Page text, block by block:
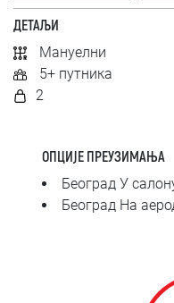
СРПСКИ
ENGLISH
ДЕТАЉИ
Мануелни
5+ путника
2
ОПЦИЈЕ ПРЕУЗИМАЊА
Београд У
Београд На